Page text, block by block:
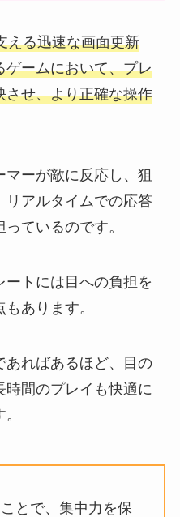
える迅速な画面更新
ゲームにおいて、プレ
させ、より正確な操作
ーが敵に反応し、狙
リアルタイムでの応答
ているのです。
ートには目への負担を
あります。
あればあるほど、目の
間のプレイも快適に
とで、集中力を保